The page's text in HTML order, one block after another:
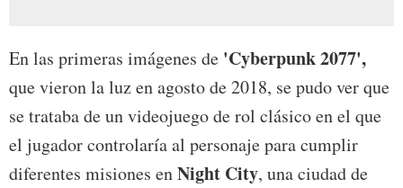
En las primeras imágenes de 'Cyberpunk 2077',
que vieron la luz en agosto de 2018, se pudo ver que
se trataba de un videojuego de rol clásico en el que
el jugador controlaría al personaje para cumplir
diferentes misiones enNight City, una ciudad de